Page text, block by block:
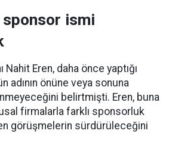
sponsor ismi
Eren, daha önce yaptığı
adının önüne veya sonuna
belirtmişti. Eren, buna
firmalarla farklı sponsorluk
görüşmelerin sürdürüleceğini